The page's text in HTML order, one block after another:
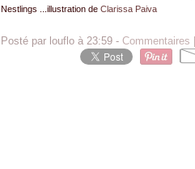
Nestlings ...illustration de Clarissa Paiva
Posté par louflo à 23:59 - Commentaires